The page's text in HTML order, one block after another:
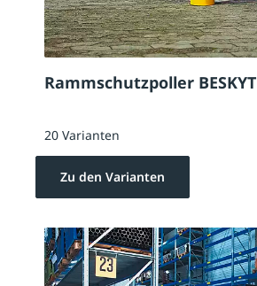
Rammschutzpoller BESKYT
20 Varianten
Zu den Varianten